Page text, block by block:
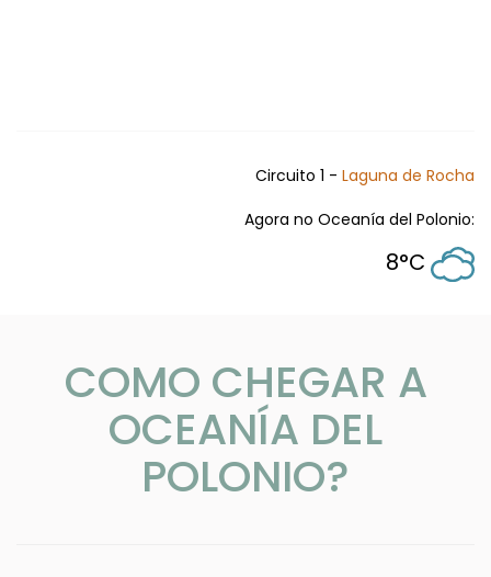
Circuito 1 - Laguna de Rocha
Agora no Oceanía del Polonio:
8°C
COMO CHEGAR A
OCEANÍA DEL
POLONIO?